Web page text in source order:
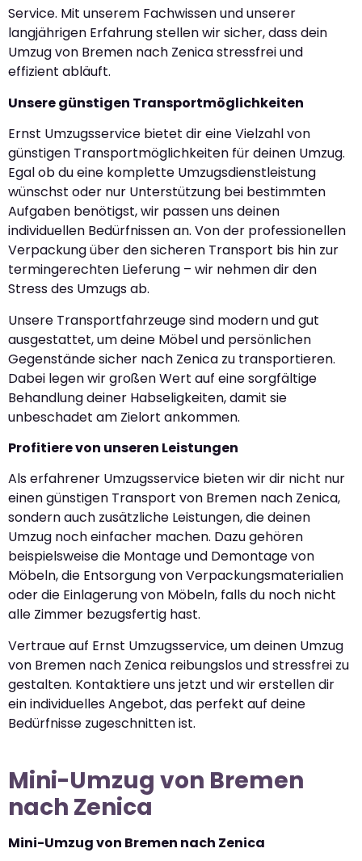
Service. Mit unserem Fachwissen und unserer
langjährigen Erfahrung stellen wir sicher, dass dein
Umzug von Bremen nach Zenica stressfrei und
effizient abläuft.
Unsere günstigen Transportmöglichkeiten
Ernst Umzugsservice bietet dir eine Vielzahl von
günstigen Transportmöglichkeiten für deinen Umzug.
Egal ob du eine komplette Umzugsdienstleistung
wünschst oder nur Unterstützung bei bestimmten
Aufgaben benötigst, wir passen uns deinen
individuellen Bedürfnissen an. Von der professionellen
Verpackung über den sicheren Transport bis hin zur
termingerechten Lieferung – wir nehmen dir den
Stress des Umzugs ab.
Unsere Transportfahrzeuge sind modern und gut
ausgestattet, um deine Möbel und persönlichen
Gegenstände sicher nach Zenica zu transportieren.
Dabei legen wir großen Wert auf eine sorgfältige
Behandlung deiner Habseligkeiten, damit sie
unbeschadet am Zielort ankommen.
Profitiere von unseren Leistungen
Als erfahrener Umzugsservice bieten wir dir nicht nur
einen günstigen Transport von Bremen nach Zenica,
sondern auch zusätzliche Leistungen, die deinen
Umzug noch einfacher machen. Dazu gehören
beispielsweise die Montage und Demontage von
Möbeln, die Entsorgung von Verpackungsmaterialien
oder die Einlagerung von Möbeln, falls du noch nicht
alle Zimmer bezugsfertig hast.
Vertraue auf Ernst Umzugsservice, um deinen Umzug
von Bremen nach Zenica reibungslos und stressfrei zu
gestalten. Kontaktiere uns jetzt und wir erstellen dir
ein individuelles Angebot, das perfekt auf deine
Bedürfnisse zugeschnitten ist.
Mini-Umzug von Bremen
nach Zenica
Mini-Umzug von Bremen nach Zenica